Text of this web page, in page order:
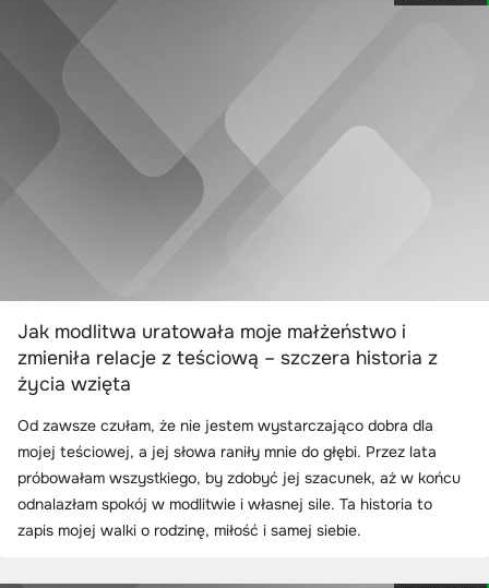
Jak modlitwa uratowała moje małżeństwo i
zmieniła relacje z teściową – szczera historia z
życia wzięta
Od zawsze czułam, że nie jestem wystarczająco dobra dla
mojej teściowej, a jej słowa raniły mnie do głębi. Przez lata
próbowałam wszystkiego, by zdobyć jej szacunek, aż w końcu
odnalazłam spokój w modlitwie i własnej sile. Ta historia to
zapis mojej walki o rodzinę, miłość i samej siebie.